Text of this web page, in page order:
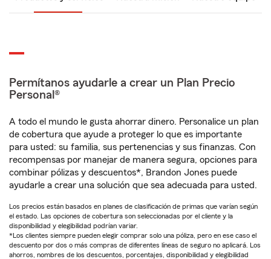
Permítanos ayudarle a crear un Plan Precio
Personal®
A todo el mundo le gusta ahorrar dinero. Personalice un plan
de cobertura que ayude a proteger lo que es importante
para usted: su familia, sus pertenencias y sus finanzas. Con
recompensas por manejar de manera segura, opciones para
combinar pólizas y descuentos*, Brandon Jones puede
ayudarle a crear una solución que sea adecuada para usted.
Los precios están basados en planes de clasificación de primas que varían según
el estado. Las opciones de cobertura son seleccionadas por el cliente y la
disponibilidad y elegibilidad podrían variar.
*Los clientes siempre pueden elegir comprar solo una póliza, pero en ese caso el
descuento por dos o más compras de diferentes líneas de seguro no aplicará. Los
ahorros, nombres de los descuentos, porcentajes, disponibilidad y elegibilidad